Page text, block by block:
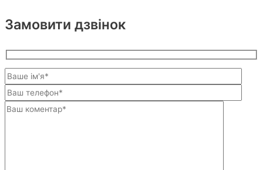
Замовити дзвінок